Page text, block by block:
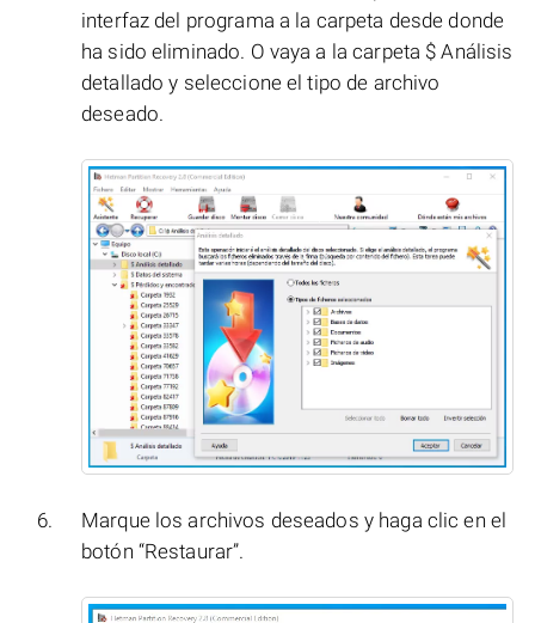
interfaz del programa a la carpeta desde donde
ha sido eliminado. O vaya a la carpeta $ Análisis
detallado y seleccione el tipo de archivo
deseado.
Marque los archivos deseados y haga clic en el
botón “Restaurar”.